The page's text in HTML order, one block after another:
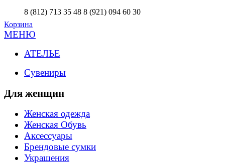
8 (812) 713 35 48 8 (921) 094 60 30
Корзина
МЕНЮ
АТЕЛЬЕ
Сувениры
Для женщин
Женская одежда
Женская Обувь
Аксессуары
Брендовые сумки
Украшения